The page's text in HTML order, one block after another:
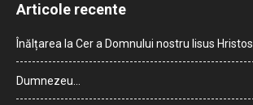
Articole recente
Înălțarea la Cer a Domnului nostru Iisus Hristos
Dumnezeu…